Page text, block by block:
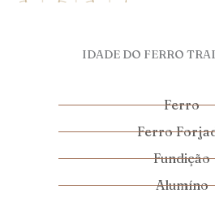
IDADE DO FERRO
Ferro
Ferro
Fundição
Alumíno